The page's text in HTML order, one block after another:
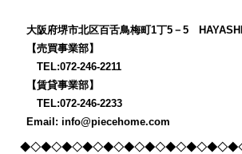
大阪府堺市北区百舌鳥梅町1丁5－5
【売買事業部】
TEL:072-246-2211
【賃貸事業部】
TEL:072-246-2233
Email: info@piecehome.com
◆◇◆◇◆◇◆◇◆◇◆◇◆◇◆◇◆